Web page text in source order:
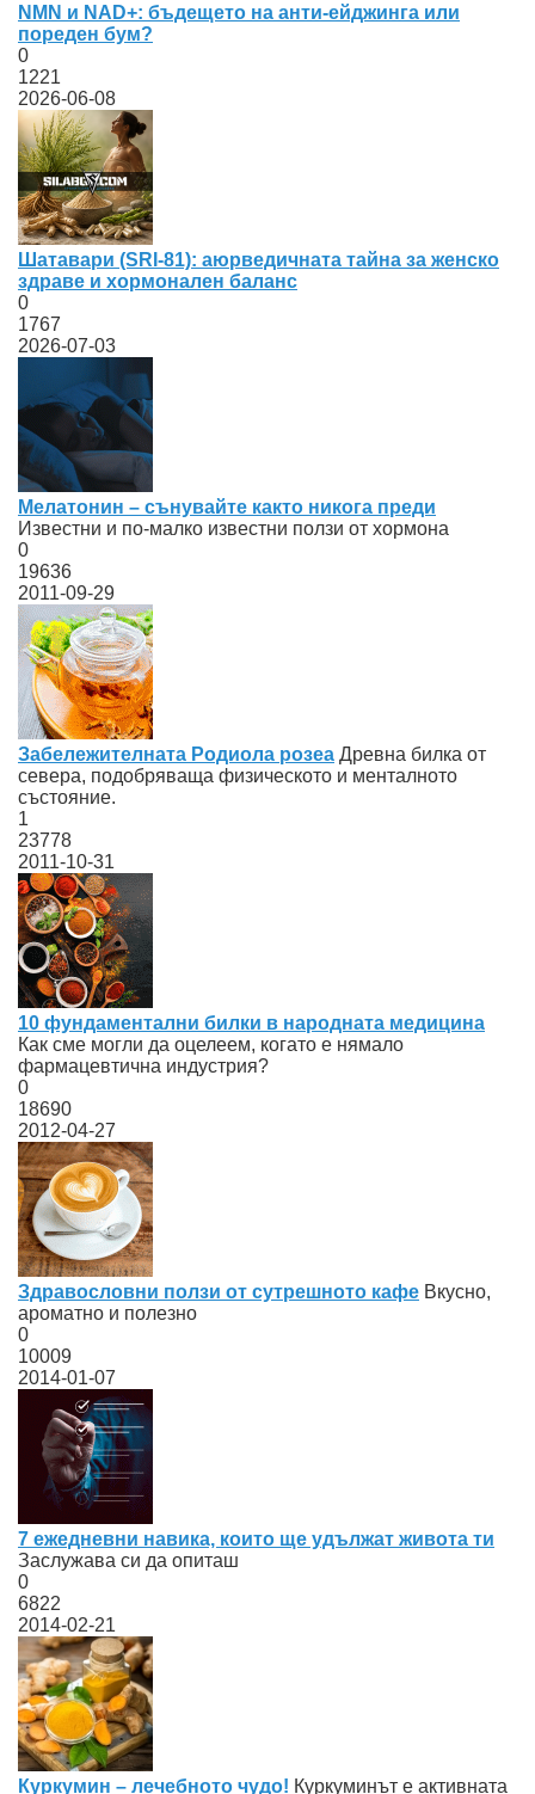
NMN и NAD+: бъдещето на анти-ейджинга или
пореден бум?
0
1221
2026-06-08
Шатавари (SRI-81): аюрведичната тайна за женско
здраве и хормонален баланс
0
1767
2026-07-03
Мелатонин – сънувайте както никога преди
Известни и по-малко известни ползи от хормона
0
19636
2011-09-29
Забележителната Родиола розеа Древна билка от
севера, подобряваща физическото и менталното
състояние.
1
23778
2011-10-31
10 фундаментални билки в народната медицина
Как сме могли да оцелеем, когато е нямало
фармацевтична индустрия?
0
18690
2012-04-27
Здравословни ползи от сутрешното кафе Вкусно,
ароматно и полезно
0
10009
2014-01-07
7 ежедневни навика, които ще удължат живота ти
Заслужава си да опиташ
0
6822
2014-02-21
Куркумин – лечебното чудо! Куркуминът е активната